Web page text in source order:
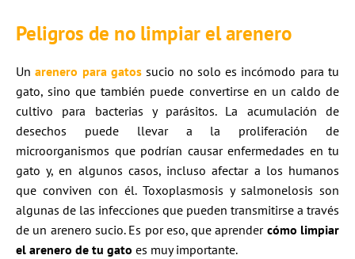
Peligros de no limpiar el arenero
Unarenero para gatossucio no solo es incómodo para tu
gato, sino que también puede convertirse en un caldo de
cultivo para bacterias y parásitos. La acumulación de
desechos puede llevar a la proliferación de
microorganismos que podrían causar enfermedades en tu
gato y, en algunos casos, incluso afectar a los humanos
que conviven con él. Toxoplasmosis y salmonelosis son
algunas de las infecciones que pueden transmitirse a través
de un arenero sucio. Es por eso, que aprender cómo limpiar
el arenero de tu gato es muy importante.